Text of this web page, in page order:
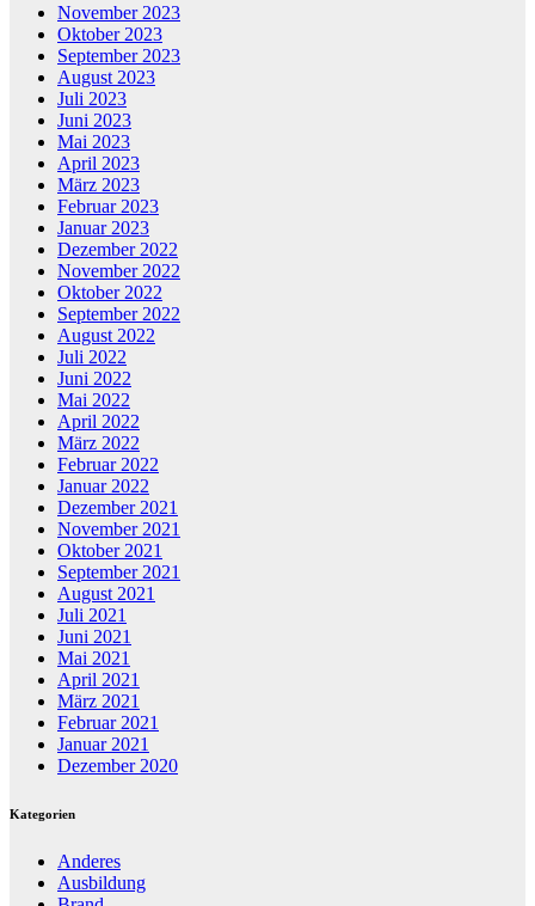
November 2023
Oktober 2023
September 2023
August 2023
Juli 2023
Juni 2023
Mai 2023
April 2023
März 2023
Februar 2023
Januar 2023
Dezember 2022
November 2022
Oktober 2022
September 2022
August 2022
Juli 2022
Juni 2022
Mai 2022
April 2022
März 2022
Februar 2022
Januar 2022
Dezember 2021
November 2021
Oktober 2021
September 2021
August 2021
Juli 2021
Juni 2021
Mai 2021
April 2021
März 2021
Februar 2021
Januar 2021
Dezember 2020
Kategorien
Anderes
Ausbildung